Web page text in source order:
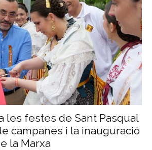
les festes de Sant Pasqual
campanes i la inauguració
la Marxa